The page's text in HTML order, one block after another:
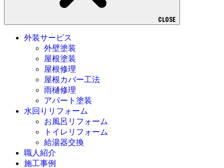
CLOSE
外装サービス
外壁塗装
屋根塗装
屋根修理
屋根カバー工法
雨樋修理
アパート塗装
水回りリフォーム
お風呂リフォーム
トイレリフォーム
給湯器交換
職人紹介
施工事例